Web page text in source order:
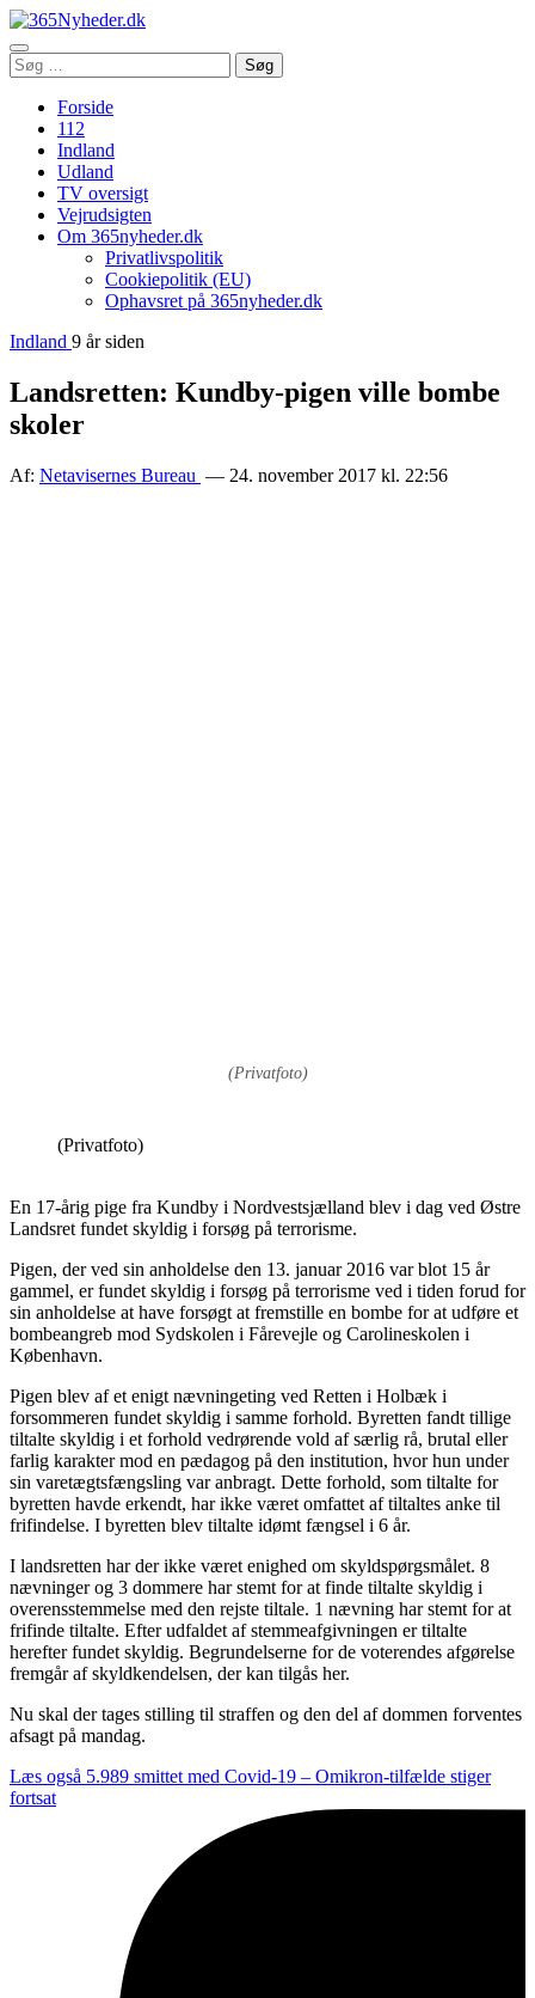
Åbn
menu
Søg
efter:
Søg
Forside
112
Indland
Udland
TV oversigt
Vejrudsigten
Om 365nyheder.dk
Privatlivspolitik
Cookiepolitik (EU)
Ophavsret på 365nyheder.dk
Indland 9 år siden
Landsretten: Kundby-pigen ville bombe
skoler
Af: Netavisernes Bureau — 24. november 2017 kl. 22:56
(Privatfoto)
(Privatfoto)
En 17-årig pige fra Kundby i Nordvestsjælland blev i dag ved Østre
Landsret fundet skyldig i forsøg på terrorisme.
Pigen, der ved sin anholdelse den 13. januar 2016 var blot 15 år
gammel, er fundet skyldig i forsøg på terrorisme ved i tiden forud for
sin anholdelse at have forsøgt at fremstille en bombe for at udføre et
bombeangreb mod Sydskolen i Fårevejle og Carolineskolen i
København.
Pigen blev af et enigt nævningeting ved Retten i Holbæk i
forsommeren fundet skyldig i samme forhold. Byretten fandt tillige
tiltalte skyldig i et forhold vedrørende vold af særlig rå, brutal eller
farlig karakter mod en pædagog på den institution, hvor hun under
sin varetægtsfængsling var anbragt. Dette forhold, som tiltalte for
byretten havde erkendt, har ikke været omfattet af tiltaltes anke til
frifindelse. I byretten blev tiltalte idømt fængsel i 6 år.
I landsretten har der ikke været enighed om skyldspørgsmålet. 8
nævninger og 3 dommere har stemt for at finde tiltalte skyldig i
overensstemmelse med den rejste tiltale. 1 nævning har stemt for at
frifinde tiltalte. Efter udfaldet af stemmeafgivningen er tiltalte
herefter fundet skyldig. Begrundelserne for de voterendes afgørelse
fremgår af skyldkendelsen, der kan tilgås her.
Nu skal der tages stilling til straffen og den del af dommen forventes
afsagt på mandag.
Læs også 5.989 smittet med Covid-19 – Omikron-tilfælde stiger
fortsat